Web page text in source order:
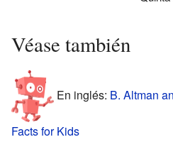
Véase también
En inglés: B. Altman
Facts for Kids